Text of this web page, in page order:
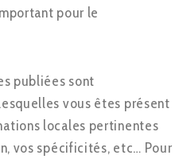
pour le
publiées sont
vous êtes présent
locales pertinentes
vos spécificités, etc… Pour